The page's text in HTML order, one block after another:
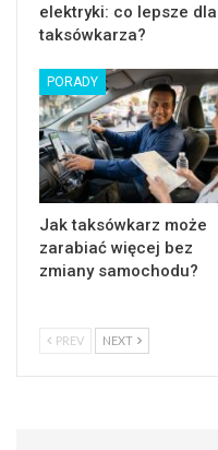
elektryki: co lepsze dla
taksówkarza?
PORADY
Jak taksówkarz może
zarabiać więcej bez
zmiany samochodu?
PREV NEXT